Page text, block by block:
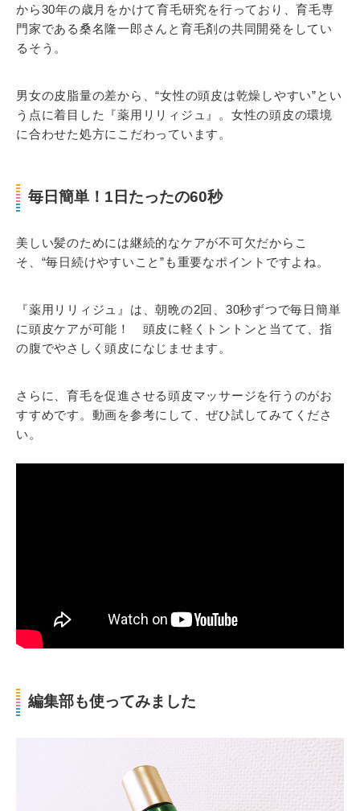
から30年の歳月をかけて育毛研究を行っており、育毛専
門家である桑名隆一郎さんと育毛剤の共同開発をしてい
るそう。
男女の皮脂量の差から、“女性の頭皮は乾燥しやすい”とい
う点に着目した『薬用リリィジュ』。女性の頭皮の環境
に合わせた処方にこだわっています。
毎日簡単！1日たったの60秒
美しい髪のためには継続的なケアが不可欠だからこ
そ、“毎日続けやすいこと”も重要なポイントですよね。
『薬用リリィジュ』は、朝晩の2回、30秒ずつで毎日簡単
に頭皮ケアが可能！ 頭皮に軽くトントンと当てて、指
の腹でやさしく頭皮になじませます。
さらに、育毛を促進させる頭皮マッサージを行うのがお
すすめです。動画を参考にして、ぜひ試してみてくださ
い。
編集部も使ってみました